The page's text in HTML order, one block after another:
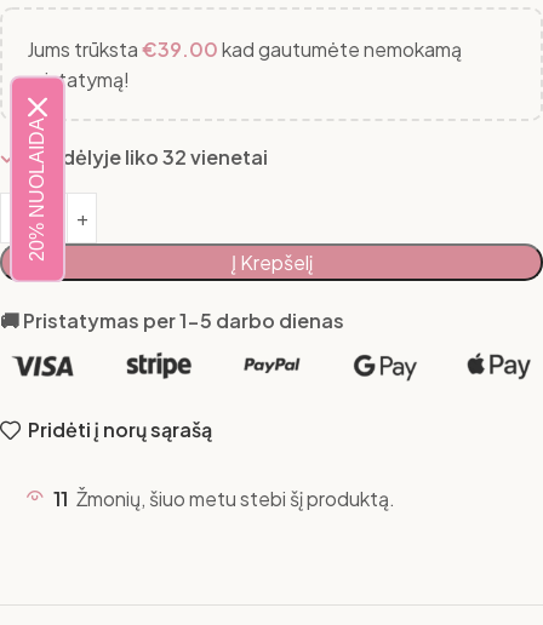
Jums trūksta€39.00kad gautumėte nemokamą
pristatymą!
Sandėlyje liko 32 vienetai
Į Krepšelį
🚚 Pristatymas per 1-5 darbo dienas
Pridėti į norų sąrašą
11 Žmonių, šiuo metu stebi šį produktą.
20% NUOLAIDA